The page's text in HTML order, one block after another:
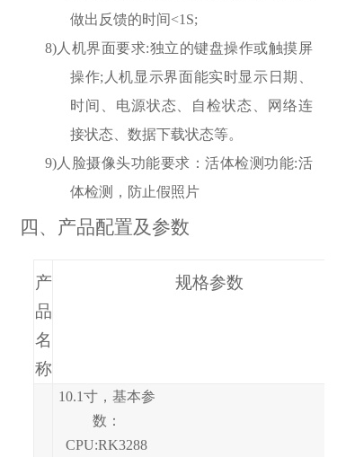
做出反馈的时间<1S;
8) 人机界面要求:独立的键盘操作或触摸屏
操作;人机显示界面能实时显示日期、
时间、电源状态、自检状态、网络连
接状态、数据下载状态等。
9)人脸摄像头功能要求：活体检测功能:活
体检测，防止假照片
四、产品配置及参数
产
品
名
称
规格参数
10.1寸，基本参
数：
CPU:RK3288